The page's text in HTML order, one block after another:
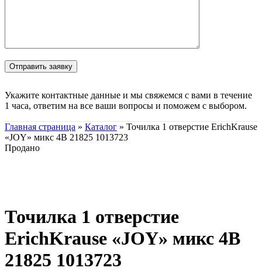
Укажите контактные данные и мы свяжемся с вами в течение
1 часа, ответим на все ваши вопросы и поможем с выбором.
Главная страница » Каталог » Точилка 1 отверстие ErichKrause
«JOY» микс 4В 21825 1013723
Продано
Точилка 1 отверстие
ErichKrause «JOY» микс 4В
21825 1013723